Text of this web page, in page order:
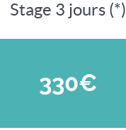
Stage 3 jours (*)
330€